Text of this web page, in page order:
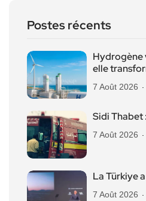
Postes récents
Hydrogène
elle
7 Août 2026
Sidi Thabet
7 Août 2026
La Türkiye
7 Août 2026